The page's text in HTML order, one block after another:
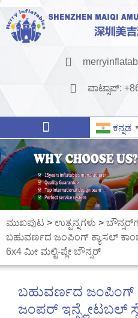
ವಾಟ್ಸಾಪ್:
ಕನ್ನಡ ▼
ಮುಖಪುಟ > ಉತ್ಪನ್ನಗಳು >
ಬಹುವರ್ಣದ ಜಂಪಿಂಗ್ ಕ್ಯಾಸಲ್
6x4 ಮೀ ಮಲ್ಟಿ-ಪ್ಲೇ ಬೌನ್ಸರ್
ಬಹುವರ್ಣದ ಜಂಪಿಂಗ್
ಜಂಪರ್ ಇನ್ಫ್ಲೇಟಬಲ್